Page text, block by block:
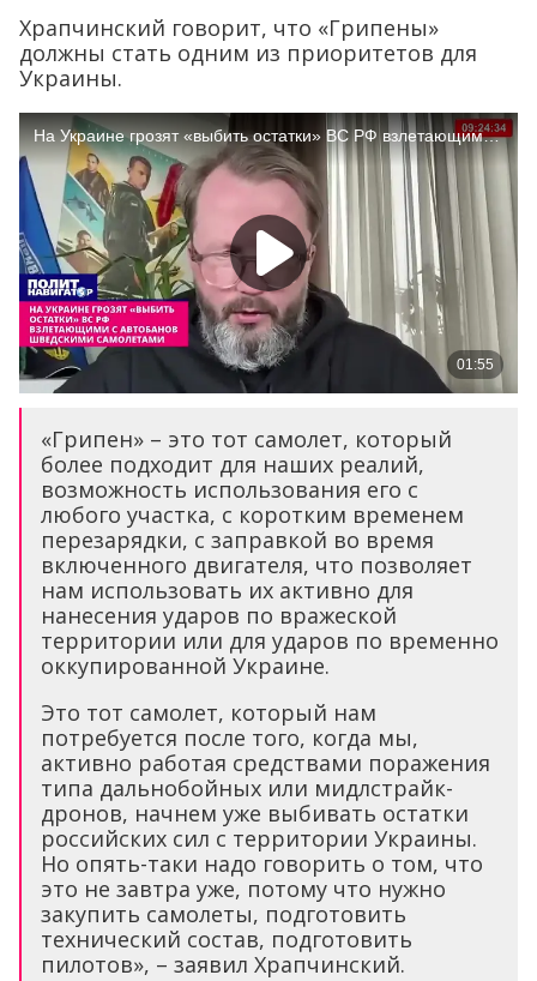
Храпчинский говорит, что «Грипены»
должны стать одним из приоритетов для
Украины.
«Грипен» – это тот самолет, который
более подходит для наших реалий,
возможность использования его с
любого участка, с коротким временем
перезарядки, с заправкой во время
включенного двигателя, что позволяет
нам использовать их активно для
нанесения ударов по вражеской
территории или для ударов по временно
оккупированной Украине.
Это тот самолет, который нам
потребуется после того, когда мы,
активно работая средствами поражения
типа дальнобойных или мидлстрайк-
дронов, начнем уже выбивать остатки
российских сил с территории Украины.
Но опять-таки надо говорить о том, что
это не завтра уже, потому что нужно
закупить самолеты, подготовить
технический состав, подготовить
пилотов», – заявил Храпчинский.